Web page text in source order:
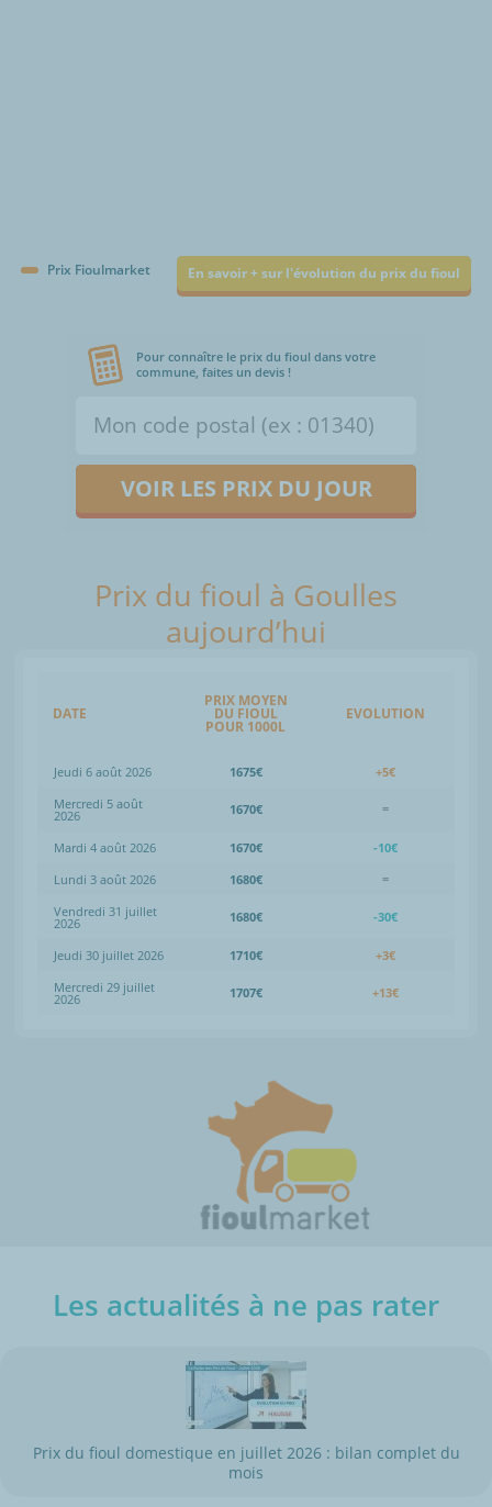
Prix Fioulmarket En savoir + sur l'évolution du prix du fioul
Pour connaître le prix du fioul dans votre
commune, faites un devis !
VOIR LES PRIX DU JOUR
Prix du fioul à Goulles
aujourd’hui
DATE
PRIX MOYEN
DU FIOUL
POUR 1000L
EVOLUTION
Jeudi 6 août 2026 1675€
+5€
Mercredi 5 août
2026 1670€ =
Mardi 4 août 2026 1670€
-10€
Lundi 3 août 2026
1680€
=
Vendredi 31 juillet
2026 1680€ -30€
Jeudi 30 juillet 2026 1710€
+3€
Mercredi 29 juillet
2026 1707€ +13€
Les actualités à ne pas rater
Prix du fioul domestique en juillet 2026 : bilan complet du
mois